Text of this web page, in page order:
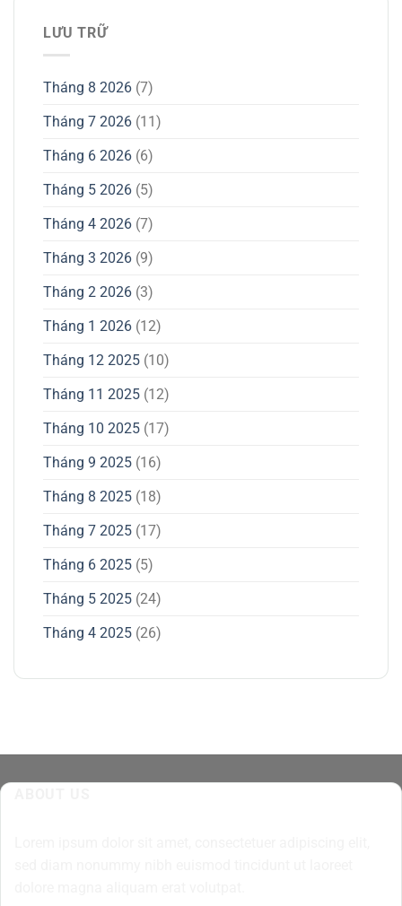
LƯU TRỮ
Tháng 8 2026 (7)
Tháng 7 2026 (11)
Tháng 6 2026 (6)
Tháng 5 2026 (5)
Tháng 4 2026 (7)
Tháng 3 2026 (9)
Tháng 2 2026 (3)
Tháng 1 2026 (12)
Tháng 12 2025 (10)
Tháng 11 2025 (12)
Tháng 10 2025 (17)
Tháng 9 2025 (16)
Tháng 8 2025 (18)
Tháng 7 2025 (17)
Tháng 6 2025 (5)
Tháng 5 2025 (24)
Tháng 4 2025 (26)